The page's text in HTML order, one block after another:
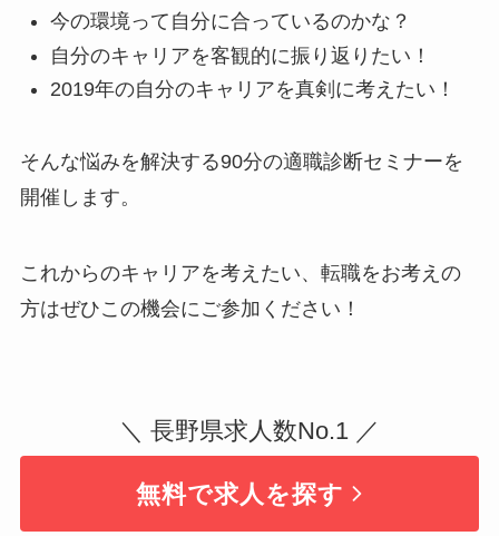
今の環境って自分に合っているのかな？
自分のキャリアを客観的に振り返りたい！
2019年の自分のキャリアを真剣に考えたい！
そんな悩みを解決する90分の適職診断セミナーを
開催します。
これからのキャリアを考えたい、転職をお考えの
方はぜひこの機会にご参加ください！
＼ 長野県求人数No.1 ／
無料で求人を探す